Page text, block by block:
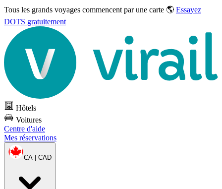
Tous les grands voyages commencent par une carte 🌎 Essayez
DOTS gratuitement
Hôtels
Voitures
Centre d'aide
Mes réservations
CA | CAD